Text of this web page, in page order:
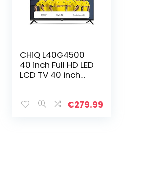
CHiQ L40G4500
40 inch Full HD LED
LCD TV 40 inch
multimediaspeler
€279.99